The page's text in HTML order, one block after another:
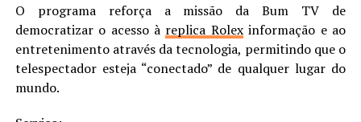
O programa reforça a missão da Bum TV de
democratizar o acesso à replica Rolexinformação e ao
entretenimento através da tecnologia, permitindo que o
telespectador esteja “conectado” de qualquer lugar do
mundo.